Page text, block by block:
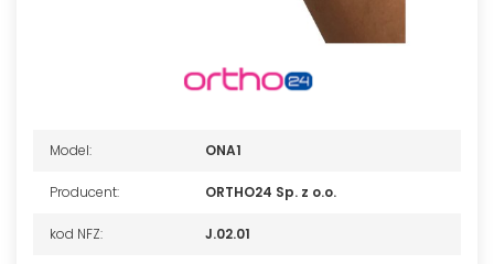
Model: ONA1
Producent: ORTHO24 Sp. z o.o.
kod NFZ: J.02.01